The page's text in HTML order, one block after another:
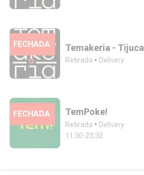
FECHADA Temakeria - Tijuca
Retirada • Delivery
FECHADA TemPoke!
Retirada • Delivery
11:30-23:30